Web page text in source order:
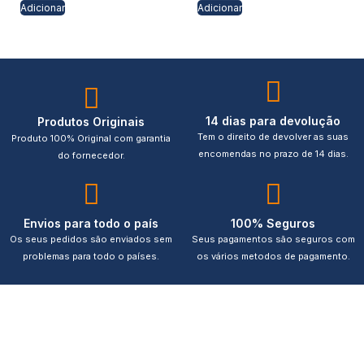
Adicionar Adicionar
Produtos Originais
Produto 100% Original com garantia
do fornecedor.
14 dias para devolução
Tem o direito de devolver as suas
encomendas no prazo de 14 dias.
Envios para todo o país
Os seus pedidos são enviados sem
problemas para todo o países.
100% Seguros
Seus pagamentos são seguros com
os vários metodos de pagamento.